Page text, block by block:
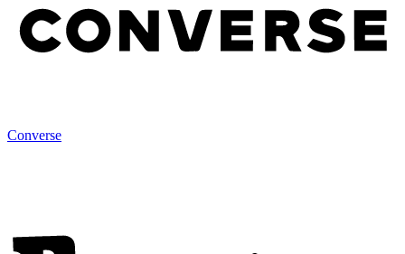
Converse